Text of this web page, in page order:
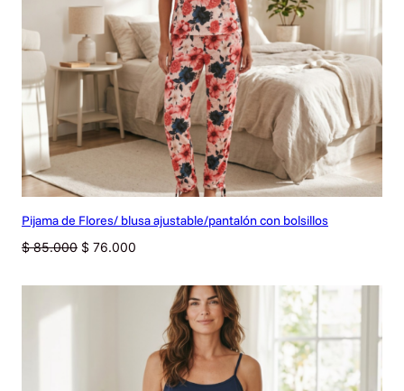
Pijama de Flores/ blusa ajustable/pantalón con bolsillos
$85.000 Original
was:
$ 76.000
is:
$ 76.000.